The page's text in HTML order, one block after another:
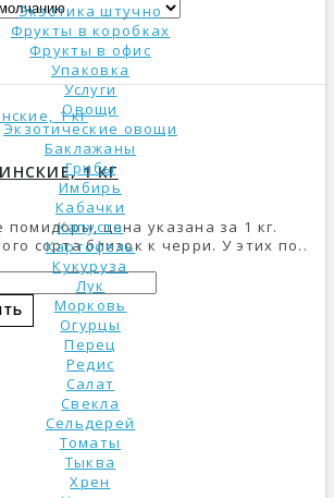
Экзотика штучно
Фрукты в коробках
Фрукты в офис
Упаковка
Услуги
Овощи
Экзотические овощи
Баклажаны
Грибы
Имбирь
Кабачки
Капуста
Картофель
Кукуруза
Лук
Морковь
Огурцы
Перец
Редис
Салат
Свекла
Сельдерей
Томаты
Тыква
Хрен
1 КГ
помидоры, цена указана за 1 кг.
сорта близок к черри. У этих по..